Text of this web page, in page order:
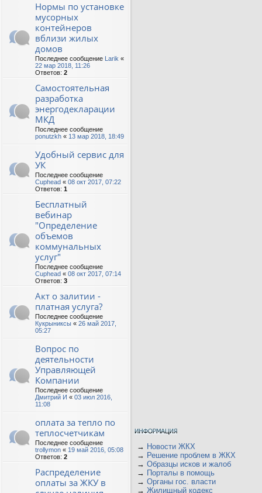
Нормы по установке
мусорных
контейнеров
вблизи жилых
домов
Последнее сообщение Larik «
22 мар 2018, 11:26
Ответов: 2
Самостоятельная
разработка
энергодекларации
МКД
Последнее сообщение
ponutzkh « 13 мар 2018, 18:49
Удобный сервис для
УК
Последнее сообщение
Cuphead « 08 окт 2017, 07:22
Ответов: 1
Бесплатный
вебинар
"Определение
объемов
коммунальных
услуг"
Последнее сообщение
Cuphead « 08 окт 2017, 07:14
Ответов: 3
Акт о залитии -
платная услуга?
Последнее сообщение
Кукрыниксы « 26 май 2017,
05:27
Вопрос по
деятельности
Управляющей
Компании
Последнее сообщение
Дмитрий И « 03 июл 2016,
11:08
оплата за тепло по
теплосчетчикам
Последнее сообщение
trollymon « 19 май 2016, 05:08
Ответов: 2
Распределение
оплаты за ЖКУ в
→ Новости ЖКХ
→ Решение проблем в ЖКХ
→ Образцы исков и жалоб
→ Порталы в помощь
→ Органы гос. власти
→ Жилищный кодекс